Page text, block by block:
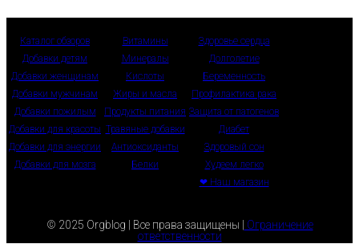
Каталог обзоров
Добавки детям
Добавки женщинам
Добавки мужчинам
Добавки пожилым
Добавки для красоты
Добавки для энергии
Добавки для мозга
Витамины
Минералы
Кислоты
Жиры и масла
Продукты питания
Травяные добавки
Антиоксиданты
Белки
Здоровье сердца
Долголетие
Беременность
Профилактика рака
Защита от патогенов
Диабет
Здоровый сон
Худеем легко
❤ Наш магазин
© 2025 Orgblog | Все права защищены |
Ограничение
ответственности